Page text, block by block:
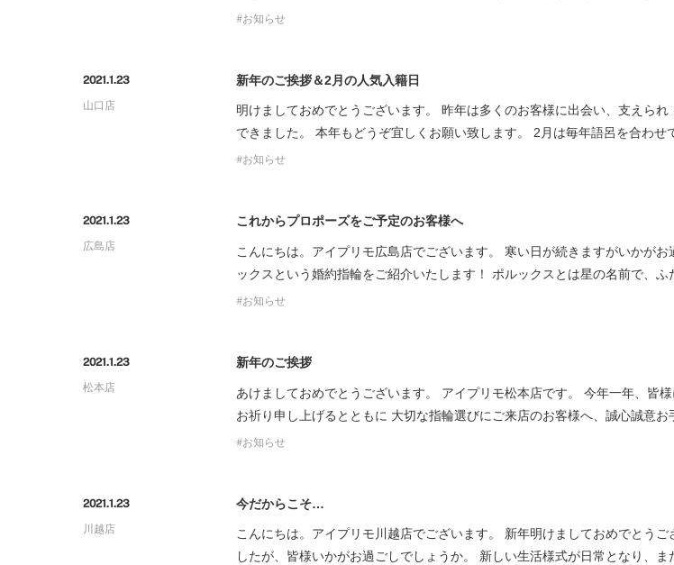
お知らせ
2021.1.23
山口店
新年のご挨拶＆2月の人気入籍日
明けましておめでとうございます。 昨年は多くのお客様に出会い、支えら
できました。 本年もどうぞ宜しくお願い致します。 2月は毎年語呂を合わせ
お知らせ
2021.1.23
広島店
これからプロポーズをご予定のお客様へ
こんにちは。アイプリモ広島店でございます。 寒い日が続きますがいかが
ックスという婚約指輪をご紹介いたします！ ポルックスとは星の名前で、ふ
お知らせ
2021.1.23
松本店
新年のご挨拶
あけましておめでとうございます。 アイプリモ松本店です。 今年一年、皆
お祈り申し上げるとともに 大切な指輪選びにご来店のお客様へ、誠心誠意お
お知らせ
2021.1.23
川越店
今だからこそ…
こんにちは。アイプリモ川越店でございます。 新年明けましておめでとうご
したが、皆様いかがお過ごしでしょうか。 新しい生活様式が日常となり、